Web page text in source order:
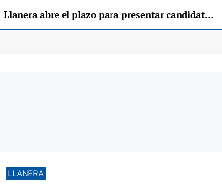
Llanera abre el plazo para presentar candidatos a los Premios del Deporte
LLANERA